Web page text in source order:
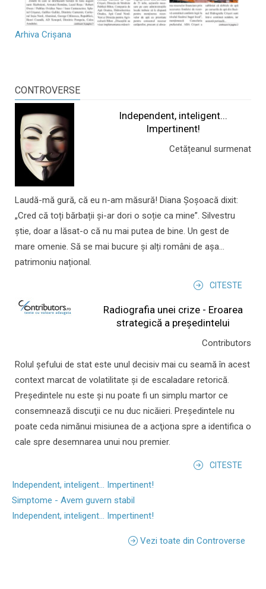
Arhiva Crișana
CONTROVERSE
Independent, inteligent...
Impertinent!
Cetățeanul surmenat
Laudă-mă gură, că eu n-am măsură! Diana Șoșoacă dixit:
„Cred că toți bărbații și-ar dori o soție ca mine”. Silvestru
știe, doar a lăsat-o că nu mai putea de bine. Un gest de
mare omenie. Să se mai bucure și alți români de așa...
patrimoniu național.
CITESTE
Radiografia unei crize - Eroarea
strategică a președintelui
Contributors
Rolul şefului de stat este unul decisiv mai cu seamă în acest
context marcat de volatilitate şi de escaladare retorică.
Preşedintele nu este şi nu poate fi un simplu martor ce
consemnează discuţii ce nu duc nicăieri. Preşedintele nu
poate ceda nimănui misiunea de a acţiona spre a identifica o
cale spre desemnarea unui nou premier.
CITESTE
Independent, inteligent... Impertinent!
Simptome - Avem guvern stabil
Independent, inteligent... Impertinent!
Vezi toate din Controverse